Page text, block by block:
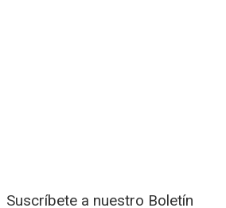
Suscríbete a nuestro Boletín